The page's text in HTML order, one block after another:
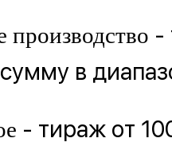
производство -
в
- тираж от